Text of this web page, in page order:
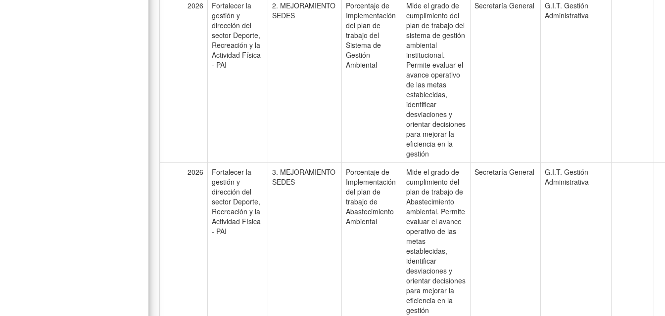
2026
Fortalecer la
gestión y
dirección del
sector Deporte,
Recreación y la
Actividad Física
- PAI
2. MEJORAMIENTO
SEDES
Porcentaje de
Implementación
del plan de
trabajo del
Sistema de
Gestión
Ambiental
Mide el grado de
cumplimiento del
plan de trabajo del
sistema de gestión
ambiental
institucional.
Permite evaluar el
avance operativo
de las metas
establecidas,
identificar
desviaciones y
orientar decisiones
para mejorar la
eficiencia en la
gestión
Secretaría General
G.I.T. Gestión
Administrativa
2026
Fortalecer la
gestión y
dirección del
sector Deporte,
Recreación y la
Actividad Física
- PAI
3. MEJORAMIENTO
SEDES
Porcentaje de
Implementación
del plan de
trabajo de
Abastecimiento
Ambiental
Mide el grado de
cumplimiento del
plan de trabajo de
Abastecimiento
ambiental. Permite
evaluar el avance
operativo de las
metas
establecidas,
identificar
desviaciones y
orientar decisiones
para mejorar la
eficiencia en la
gestión
Secretaría General
G.I.T. Gestión
Administrativa